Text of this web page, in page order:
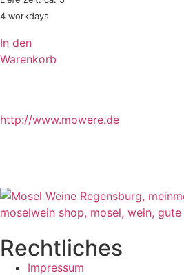
4 workdays
In den
Warenkorb
http://www.mowere.de
Rechtliches
Impressum